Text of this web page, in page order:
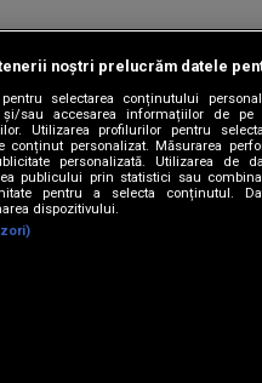
S.A.
|Contact/Info| Codul
pe
noștri prelucrăm datele
selectarea conținutului
și/sau accesarea informațiilor de pe
Utilizarea profilurilor pentru
conținut personalizat. Măsurarea
personalizată. Utilizarea de
publicului prin statistici sau
pentru a selecta conținutul.
dispozitivului.